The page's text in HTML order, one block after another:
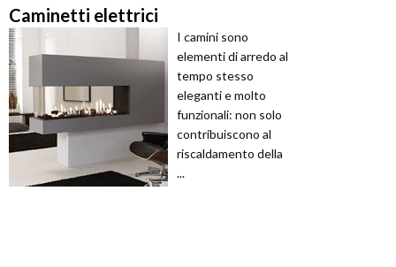
Caminetti elettrici
I camini sono
elementi di arredo al
tempo stesso
eleganti e molto
funzionali: non solo
contribuiscono al
riscaldamento della
...